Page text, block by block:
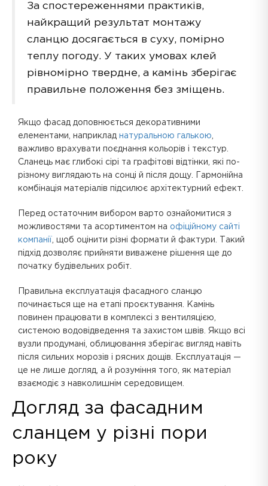
За спостереженнями практиків,
найкращий результат монтажу
сланцю досягається в суху, помірно
теплу погоду. У таких умовах клей
рівномірно твердне, а камінь зберігає
правильне положення без зміщень.
Якщо фасад доповнюється декоративними
елементами, наприклад натуральною галькою
важливо врахувати поєднання кольорів і текстур.
Сланець має глибокі сірі та графітові відтінки, які по-
різному виглядають на сонці й після дощу. Гармонійна
комбінація матеріалів підсилює архітектурний ефект.
Перед остаточним вибором варто ознайомитися з
можливостями та асортиментом на офіційному сайті
компанії
, щоб оцінити різні формати й фактури. Такий
підхід дозволяє прийняти виважене рішення ще до
початку будівельних робіт.
Правильна експлуатація фасадного сланцю
починається ще на етапі проєктування. Камінь
повинен працювати в комплексі з вентиляцією,
системою водовідведення та захистом швів. Якщо всі
вузли продумані, облицювання зберігає вигляд навіть
після сильних морозів і рясних дощів. Експлуатація —
це не лише догляд, а й розуміння того, як матеріал
взаємодіє з навколишнім середовищем.
Догляд за фасадним
сланцем у різні пори
року